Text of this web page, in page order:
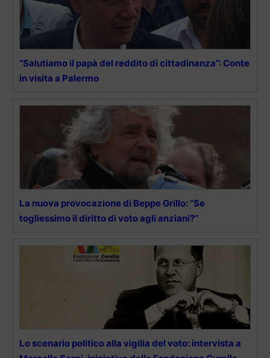
“Salutiamo il papà del reddito di cittadinanza”: Conte
in visita a Palermo
La nuova provocazione di Beppe Grillo: “Se
togliessimo il diritto di voto agli anziani?”
Lo scenario politico alla vigilia del voto: intervista a